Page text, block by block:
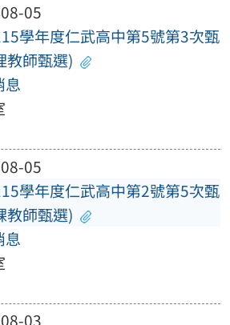
05
學年度仁武高中第5號第3次甄
教師甄選)
息
05
學年度仁武高中第2號第5次甄
教師甄選)
息